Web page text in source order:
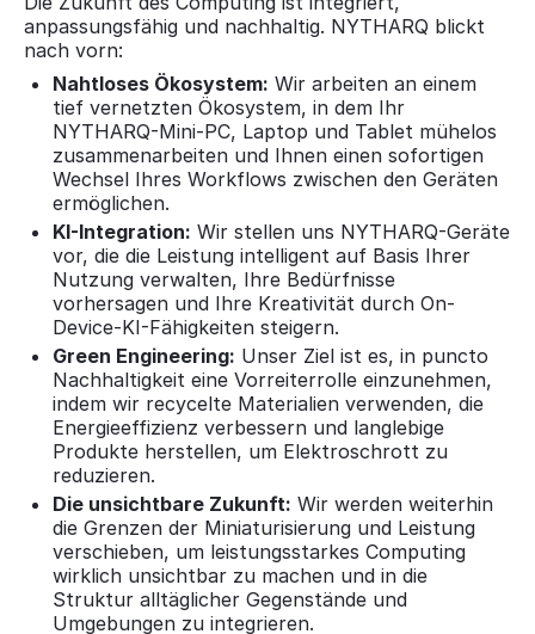
anpassungsfähig und nachhaltig. NYTHARQ blickt
nach vorn:
Nahtloses Ökosystem: Wir arbeiten an einem
tief vernetzten Ökosystem, in dem Ihr
NYTHARQ-Mini-PC, Laptop und Tablet mühelos
zusammenarbeiten und Ihnen einen sofortigen
Wechsel Ihres Workflows zwischen den Geräten
ermöglichen.
KI-Integration: Wir stellen uns NYTHARQ-Geräte
vor, die die Leistung intelligent auf Basis Ihrer
Nutzung verwalten, Ihre Bedürfnisse
vorhersagen und Ihre Kreativität durch On-
Device-KI-Fähigkeiten steigern.
Green Engineering: Unser Ziel ist es, in puncto
Nachhaltigkeit eine Vorreiterrolle einzunehmen,
indem wir recycelte Materialien verwenden, die
Energieeffizienz verbessern und langlebige
Produkte herstellen, um Elektroschrott zu
reduzieren.
Die unsichtbare Zukunft: Wir werden weiterhin
die Grenzen der Miniaturisierung und Leistung
verschieben, um leistungsstarkes Computing
wirklich unsichtbar zu machen und in die
Struktur alltäglicher Gegenstände und
Umgebungen zu integrieren.